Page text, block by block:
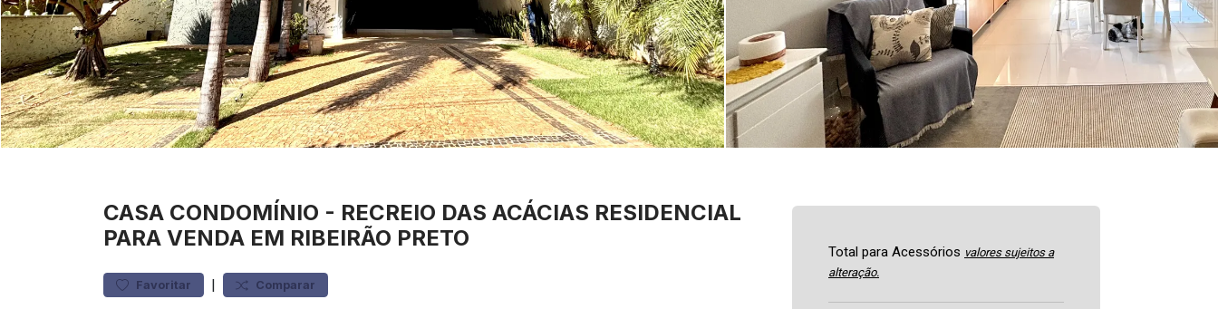
CASA CONDOMÍNIO - RECREIO DAS ACÁCIAS RESIDENCIAL
PARA VENDA EM RIBEIRÃO PRETO
Favoritar | Comparar
Total para Acessórios valores sujeitos a
alteração.